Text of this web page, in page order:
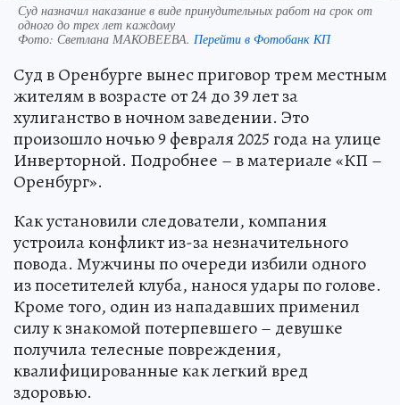
Суд назначил наказание в виде принудительных работ на срок от
одного до трех лет каждому
Фото: Светлана МАКОВЕЕВА. Перейти в Фотобанк КП
Суд в Оренбурге вынес приговор трем местным
жителям в возрасте от 24 до 39 лет за
хулиганство в ночном заведении. Это
произошло ночью 9 февраля 2025 года на улице
Инверторной. Подробнее – в материале «КП –
Оренбург».
Как установили следователи, компания
устроила конфликт из-за незначительного
повода. Мужчины по очереди избили одного
из посетителей клуба, нанося удары по голове.
Кроме того, один из нападавших применил
силу к знакомой потерпевшего – девушке
получила телесные повреждения,
квалифицированные как легкий вред
здоровью.